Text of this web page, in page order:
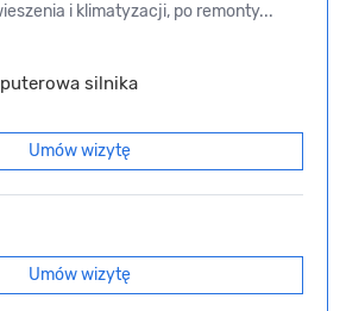
i klimatyzacji, po remonty...
silnika
Umów wizytę
Umów wizytę